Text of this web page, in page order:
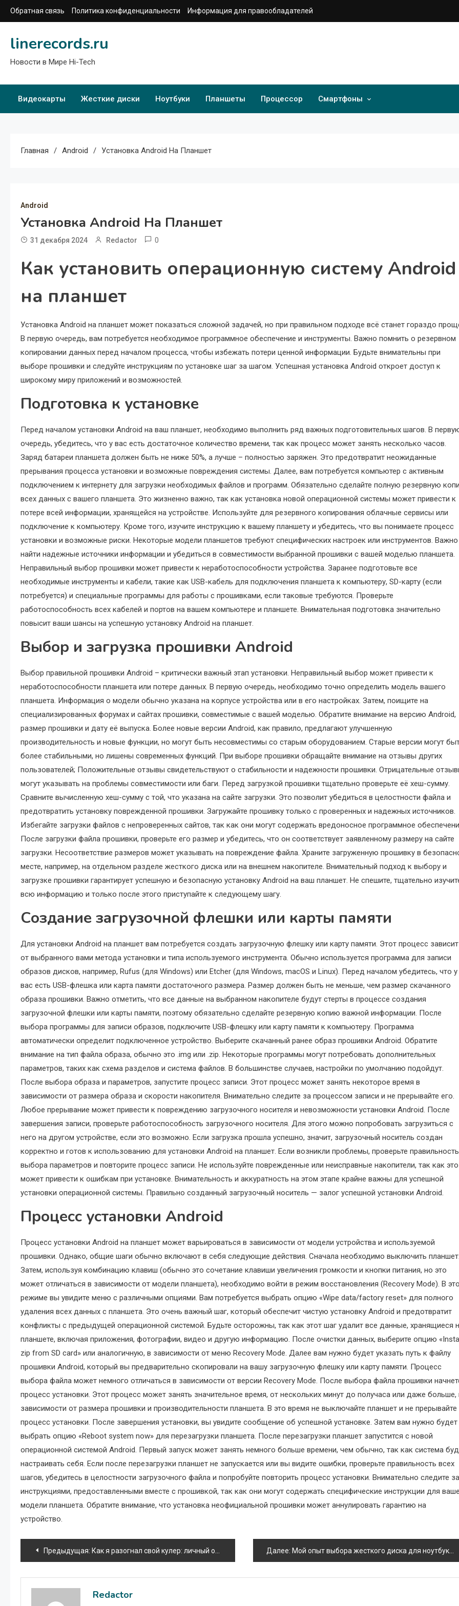
Перейти
к
Обратная связь Политика конфиденциальности Информация для правообладателей
linerecords.ru
Новости в Мире Hi-Tech
Видеокарты Жесткие диски Ноутбуки Планшеты Процессор Смартфоны
Главная Android Установка Android На Планшет
Android
Установка Android На Планшет
31 декабря 2024 Redactor 0
Как установить операционную систему Android
на планшет
Установка Android на планшет может показаться сложной задачей, но при правильном подходе всё станет гораздо
В первую очередь, вам потребуется необходимое программное обеспечение и инструменты. Важно помнить о резервном
копировании данных перед началом процесса, чтобы избежать потери ценной информации. Будьте внимательны при
выборе прошивки и следуйте инструкциям по установке шаг за шагом. Успешная установка Android откроет доступ к
широкому миру приложений и возможностей.
Подготовка к установке
Перед началом установки Android на ваш планшет, необходимо выполнить ряд важных подготовительных шагов. В
очередь, убедитесь, что у вас есть достаточное количество времени, так как процесс может занять несколько часов.
Заряд батареи планшета должен быть не ниже 50%, а лучше – полностью заряжен. Это предотвратит неожиданные
прерывания процесса установки и возможные повреждения системы. Далее, вам потребуется компьютер с активным
подключением к интернету для загрузки необходимых файлов и программ. Обязательно сделайте полную резервную
всех данных с вашего планшета. Это жизненно важно, так как установка новой операционной системы может привести к
потере всей информации, хранящейся на устройстве. Используйте для резервного копирования облачные сервисы или
подключение к компьютеру. Кроме того, изучите инструкцию к вашему планшету и убедитесь, что вы понимаете процесс
установки и возможные риски. Некоторые модели планшетов требуют специфических настроек или инструментов. Важно
найти надежные источники информации и убедиться в совместимости выбранной прошивки с вашей моделью планшета.
Неправильный выбор прошивки может привести к неработоспособности устройства. Заранее подготовьте все
необходимые инструменты и кабели, такие как USB-кабель для подключения планшета к компьютеру, SD-карту (если
потребуется) и специальные программы для работы с прошивками, если таковые требуются. Проверьте
работоспособность всех кабелей и портов на вашем компьютере и планшете. Внимательная подготовка значительно
повысит ваши шансы на успешную установку Android на планшет.
Выбор и загрузка прошивки Android
Выбор правильной прошивки Android – критически важный этап установки. Неправильный выбор может привести к
неработоспособности планшета или потере данных. В первую очередь, необходимо точно определить модель вашего
планшета. Информация о модели обычно указана на корпусе устройства или в его настройках. Затем, поищите на
специализированных форумах и сайтах прошивки, совместимые с вашей моделью. Обратите внимание на версию Android,
размер прошивки и дату её выпуска. Более новые версии Android, как правило, предлагают улучшенную
производительность и новые функции, но могут быть несовместимы со старым оборудованием. Старые версии могут
более стабильными, но лишены современных функций. При выборе прошивки обращайте внимание на отзывы других
пользователей; Положительные отзывы свидетельствуют о стабильности и надежности прошивки. Отрицательные
могут указывать на проблемы совместимости или баги. Перед загрузкой прошивки тщательно проверьте её хеш-сумму.
Сравните вычисленную хеш-сумму с той, что указана на сайте загрузки. Это позволит убедиться в целостности файла и
предотвратить установку поврежденной прошивки. Загружайте прошивку только с проверенных и надежных источников.
Избегайте загрузки файлов с непроверенных сайтов, так как они могут содержать вредоносное программное
После загрузки файла прошивки, проверьте его размер и убедитесь, что он соответствует заявленному размеру на сайте
загрузки. Несоответствие размеров может указывать на повреждение файла. Храните загруженную прошивку в
месте, например, на отдельном разделе жесткого диска или на внешнем накопителе. Внимательный подход к выбору и
загрузке прошивки гарантирует успешную и безопасную установку Android на ваш планшет. Не спешите, тщательно
всю информацию и только после этого приступайте к следующему шагу.
Создание загрузочной флешки или карты памяти
Для установки Android на планшет вам потребуется создать загрузочную флешку или карту памяти. Этот процесс зависит
от выбранного вами метода установки и типа используемого инструмента. Обычно используется программа для записи
образов дисков, например, Rufus (для Windows) или Etcher (для Windows, macOS и Linux). Перед началом убедитесь, что у
вас есть USB-флешка или карта памяти достаточного размера. Размер должен быть не меньше, чем размер скачанного
образа прошивки. Важно отметить, что все данные на выбранном накопителе будут стерты в процессе создания
загрузочной флешки или карты памяти, поэтому обязательно сделайте резервную копию важной информации. После
выбора программы для записи образов, подключите USB-флешку или карту памяти к компьютеру. Программа
автоматически определит подключенное устройство. Выберите скачанный ранее образ прошивки Android. Обратите
внимание на тип файла образа, обычно это .img или .zip. Некоторые программы могут потребовать дополнительных
параметров, таких как схема разделов и система файлов. В большинстве случаев, настройки по умолчанию подойдут.
После выбора образа и параметров, запустите процесс записи. Этот процесс может занять некоторое время в
зависимости от размера образа и скорости накопителя. Внимательно следите за процессом записи и не прерывайте его.
Любое прерывание может привести к повреждению загрузочного носителя и невозможности установки Android. После
завершения записи, проверьте работоспособность загрузочного носителя. Для этого можно попробовать загрузиться с
него на другом устройстве, если это возможно. Если загрузка прошла успешно, значит, загрузочный носитель создан
корректно и готов к использованию для установки Android на планшет. Если возникли проблемы, проверьте правильность
выбора параметров и повторите процесс записи. Не используйте поврежденные или неисправные накопители, так как это
может привести к ошибкам при установке. Внимательность и аккуратность на этом этапе крайне важны для успешной
установки операционной системы. Правильно созданный загрузочный носитель — залог успешной установки Android.
Процесс установки Android
Процесс установки Android на планшет может варьироваться в зависимости от модели устройства и используемой
прошивки. Однако, общие шаги обычно включают в себя следующие действия. Сначала необходимо выключить планшет.
Затем, используя комбинацию клавиш (обычно это сочетание клавиши увеличения громкости и кнопки питания, но это
может отличаться в зависимости от модели планшета), необходимо войти в режим восстановления (Recovery Mode). В
режиме вы увидите меню с различными опциями. Вам потребуется выбрать опцию «Wipe data/factory reset» для полного
удаления всех данных с планшета. Это очень важный шаг, который обеспечит чистую установку Android и предотвратит
конфликты с предыдущей операционной системой. Будьте осторожны, так как этот шаг удалит все данные, хранящиеся
планшете, включая приложения, фотографии, видео и другую информацию. После очистки данных, выберите опцию
zip from SD card» или аналогичную, в зависимости от меню Recovery Mode. Далее вам нужно будет указать путь к файлу
прошивки Android, который вы предварительно скопировали на вашу загрузочную флешку или карту памяти. Процесс
выбора файла может немного отличаться в зависимости от версии Recovery Mode. После выбора файла прошивки
процесс установки. Этот процесс может занять значительное время, от нескольких минут до получаса или даже больше,
зависимости от размера прошивки и производительности планшета. В это время не выключайте планшет и не прерывайте
процесс установки. После завершения установки, вы увидите сообщение об успешной установке. Затем вам нужно будет
выбрать опцию «Reboot system now» для перезагрузки планшета. После перезагрузки планшет запустится с новой
операционной системой Android. Первый запуск может занять немного больше времени, чем обычно, так как система
настраивать себя. Если после перезагрузки планшет не запускается или вы видите ошибки, проверьте правильность всех
шагов, убедитесь в целостности загрузочного файла и попробуйте повторить процесс установки. Внимательно следите за
инструкциями, предоставленными вместе с прошивкой, так как они могут содержать специфические инструкции для
модели планшета. Обратите внимание, что установка неофициальной прошивки может аннулировать гарантию на
устройство.
Навигация
по
записям
Предыдущая: Как я разогнал свой кулер: личный опыт Далее: Мой опыт выбора жесткого диска для ноутбука
Redactor